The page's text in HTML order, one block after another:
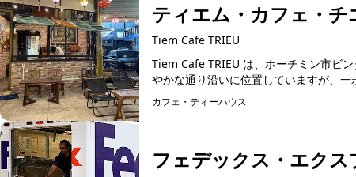
ティエム・カフェ・チ
Tiem Cafe TRIEU
Tiem Cafe TRIEU は、ホーチミン市ビ
やかな通り沿いに位置していますが、
カフェ・ティーハウス
フェデックス・エクス